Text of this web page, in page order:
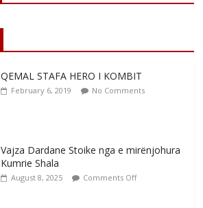
QEMAL STAFA HERO I KOMBIT
February 6, 2019 No Comments
Vajza Dardane Stoike nga e mirënjohura
Kumrie Shala
August 8, 2025 Comments Off